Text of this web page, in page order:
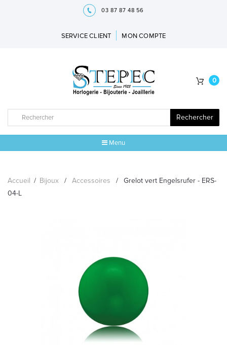
03 87 87 48 56
SERVICE CLIENT MON COMPTE
Rechercher
0
Menu
SWAROVSKI
BONNES AFFAIRES
CARTES CADEAUX
IDÉE CADEAUX
Accueil / Bijoux / Accessoires /
Grelot vert Engelsrufer - ERS-
04-L